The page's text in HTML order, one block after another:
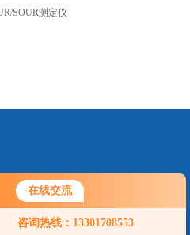
在线交流
咨询热线：13301708553
！欢迎前来咨询，很高兴为您
，请问您要咨询什么问题呢？
SOUR测定仪